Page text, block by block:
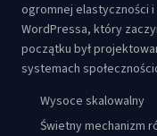
ogromnej elastyczności
WordPressa, który
początku był
systemach
Wysoce skalowalny
Świetny mechanizm